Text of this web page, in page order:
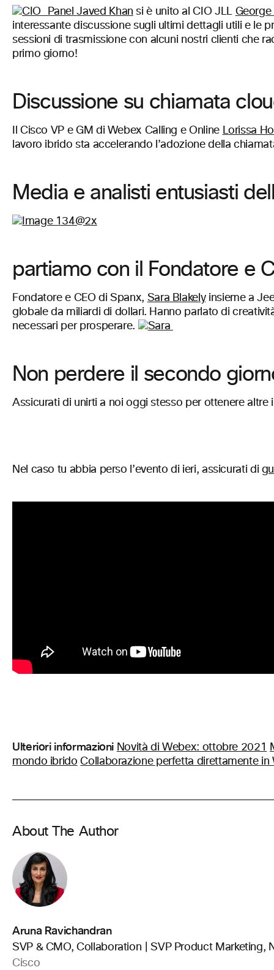
Javed Khan si è unito al CIO JLL
interessante discussione sugli ultimi dettagli utili e le
sessioni di trasmissione con alcuni nostri clienti che
primo giorno!
Discussione su chiamata
Il Cisco VP e GM di Webex Calling e Online Lorissa
lavoro ibrido sta accelerando l’adozione della
Media e analisti entusiasti
partiamo con il Fondatore e
Fondatore e CEO di Spanx, Sara Blakelyinsieme a
globale da miliardi di dollari. Hanno parlato di
necessari per prosperare.
Non perdere il secondo
Assicurati di unirti a noi oggi stesso per ottenere altre
Nel caso tu abbia perso l’evento di ieri, assicurati di
Ulteriori informazioni Novità di Webex: ottobre 2021
mondo ibrido Collaborazione perfetta direttamente in
About The Author
Aruna Ravichandran
SVP & CMO, Collaboration | SVP Product Marketing,
Cisco